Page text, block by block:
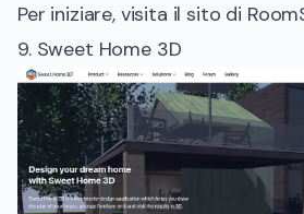
Per iniziare, visita ilsito di
9. Sweet Home 3D